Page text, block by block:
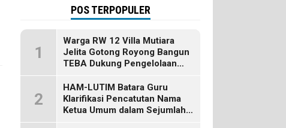
POS TERPOPULER
1
Warga RW 12 Villa Mutiara
Jelita Gotong Royong Bangun
TEBA Dukung Pengelolaan
2
HAM-LUTIM Batara Guru
Klarifikasi Pencatutan Nama
Ketua Umum dalam Sejumlah